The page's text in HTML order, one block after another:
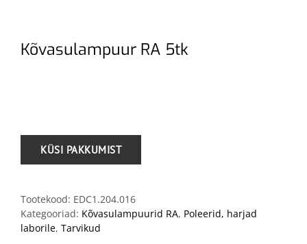
Kõvasulampuur RA 5tk
Tootekood: EDC1.204.016
Kategooriad: Kõvasulampuurid RA, Poleerid, harjad
laborile, Tarvikud